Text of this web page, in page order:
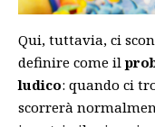
Qui, tuttavia, ci
definire come il
ludico: quando ci
scorrerà